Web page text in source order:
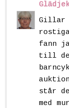
Gillar
fann
till
står
med